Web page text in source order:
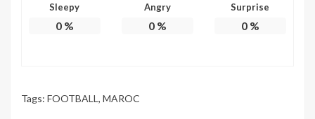
Sleepy
0%
Angry
0%
Surprise
0%
Tags: FOOTBALL , MAROC